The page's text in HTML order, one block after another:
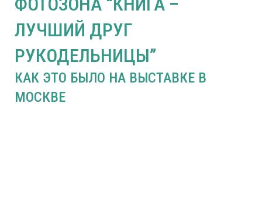
ЛУЧШИЙ ДРУГ
РУКОДЕЛЬНИЦЫ”
КАК ЭТО БЫЛО НА ВЫСТАВКЕ В
МОСКВЕ